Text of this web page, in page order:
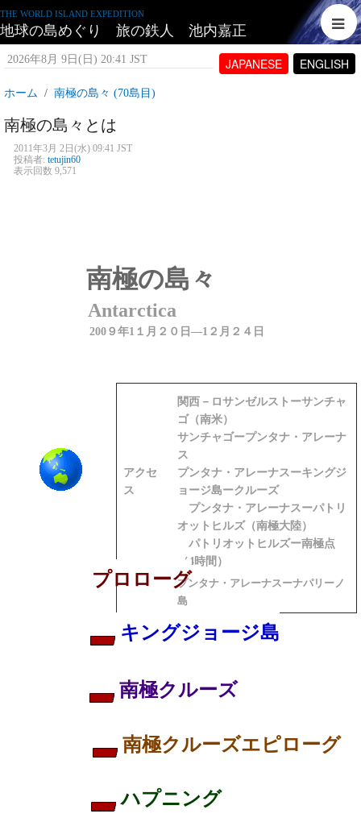
THE WORLD ISLAND EXPEDITION
地球の島めぐり 旅の鉄人 池内嘉正
JAPANESE ENGLISH
2026年8月 9日(日) 20:41 JST
ホーム 南極の島々 (70島目)
南極の島々とは
2011年3月 2日(水) 09:41 JST
投稿者: tetujin60
表示回数 9,571
Antarctica
ハプニング
南極クルーズ
南極クルーズエピローグ
南極の島々
200 ９年1１月 ２０ 日―1２月２４日
プロローグ
キングジョージ島
アクセ
ス
関西－ロサンゼルストーサンチャ
ゴ（南米）
サンチャゴープンタナ・アレーナ
ス
プンタナ・アレーナスーキングジ
ョージ島ークルーズ
プンタナ・アレーナスーパトリ
オットヒルズ（南極大陸）
パトリオットヒルズー南極点
（4時間）
プンタナ・アレーナスーナパリーノ
島